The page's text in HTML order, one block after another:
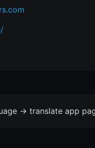
-> translate app